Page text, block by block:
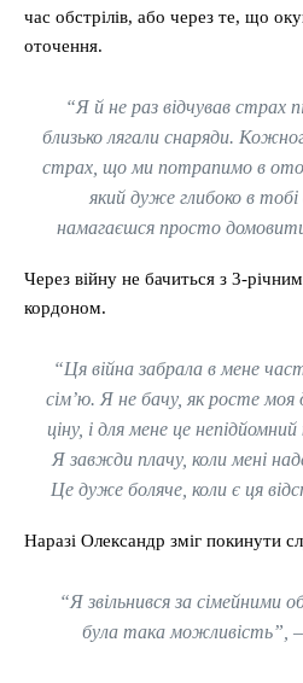
час обстрілів, або через те, що
оточення.
“Я й не раз відчував страх
близько лягали снаряди.
страх, що ми потрапимо в
який дуже глибоко в
намагаєшся просто
Через війну не бачиться з 3-
кордоном.
“Ця війна забрала в мене
сім’ю. Я не бачу, як росте
ціну, і для мене це
Я завжди плачу, коли мені
Це дуже боляче, коли є ця
Наразі Олександр зміг покинути
“Я звільнився за сімейними
була така можливість”,